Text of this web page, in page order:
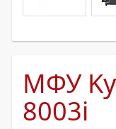
МФУ
8003i